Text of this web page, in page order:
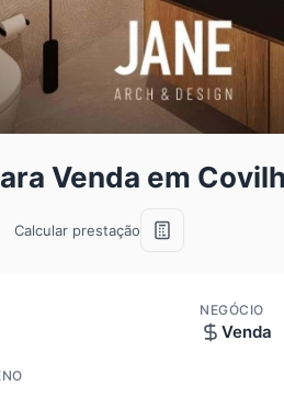
Venda em
Calcular prestação
NEGÓCIO
Venda